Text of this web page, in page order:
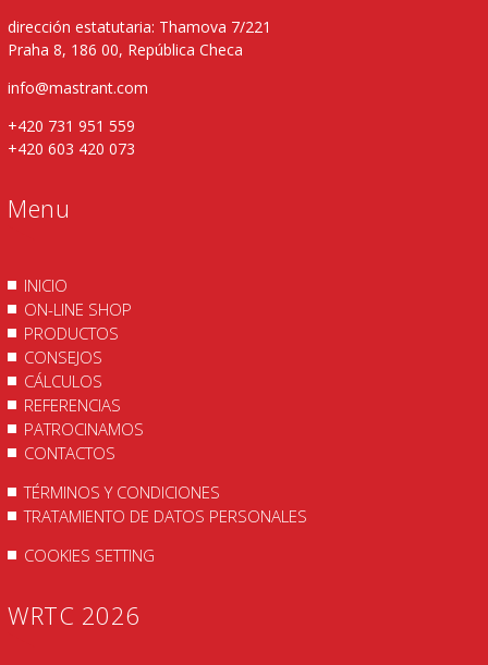
dirección estatutaria: Thamova 7/221
Praha 8, 186 00, República Checa
info@mastrant.com
+420 731 951 559
+420 603 420 073
Menu
INICIO
ON-LINE SHOP
PRODUCTOS
CONSEJOS
CÁLCULOS
REFERENCIAS
PATROCINAMOS
CONTACTOS
TÉRMINOS Y CONDICIONES
TRATAMIENTO DE DATOS PERSONALES
COOKIES SETTING
WRTC 2026